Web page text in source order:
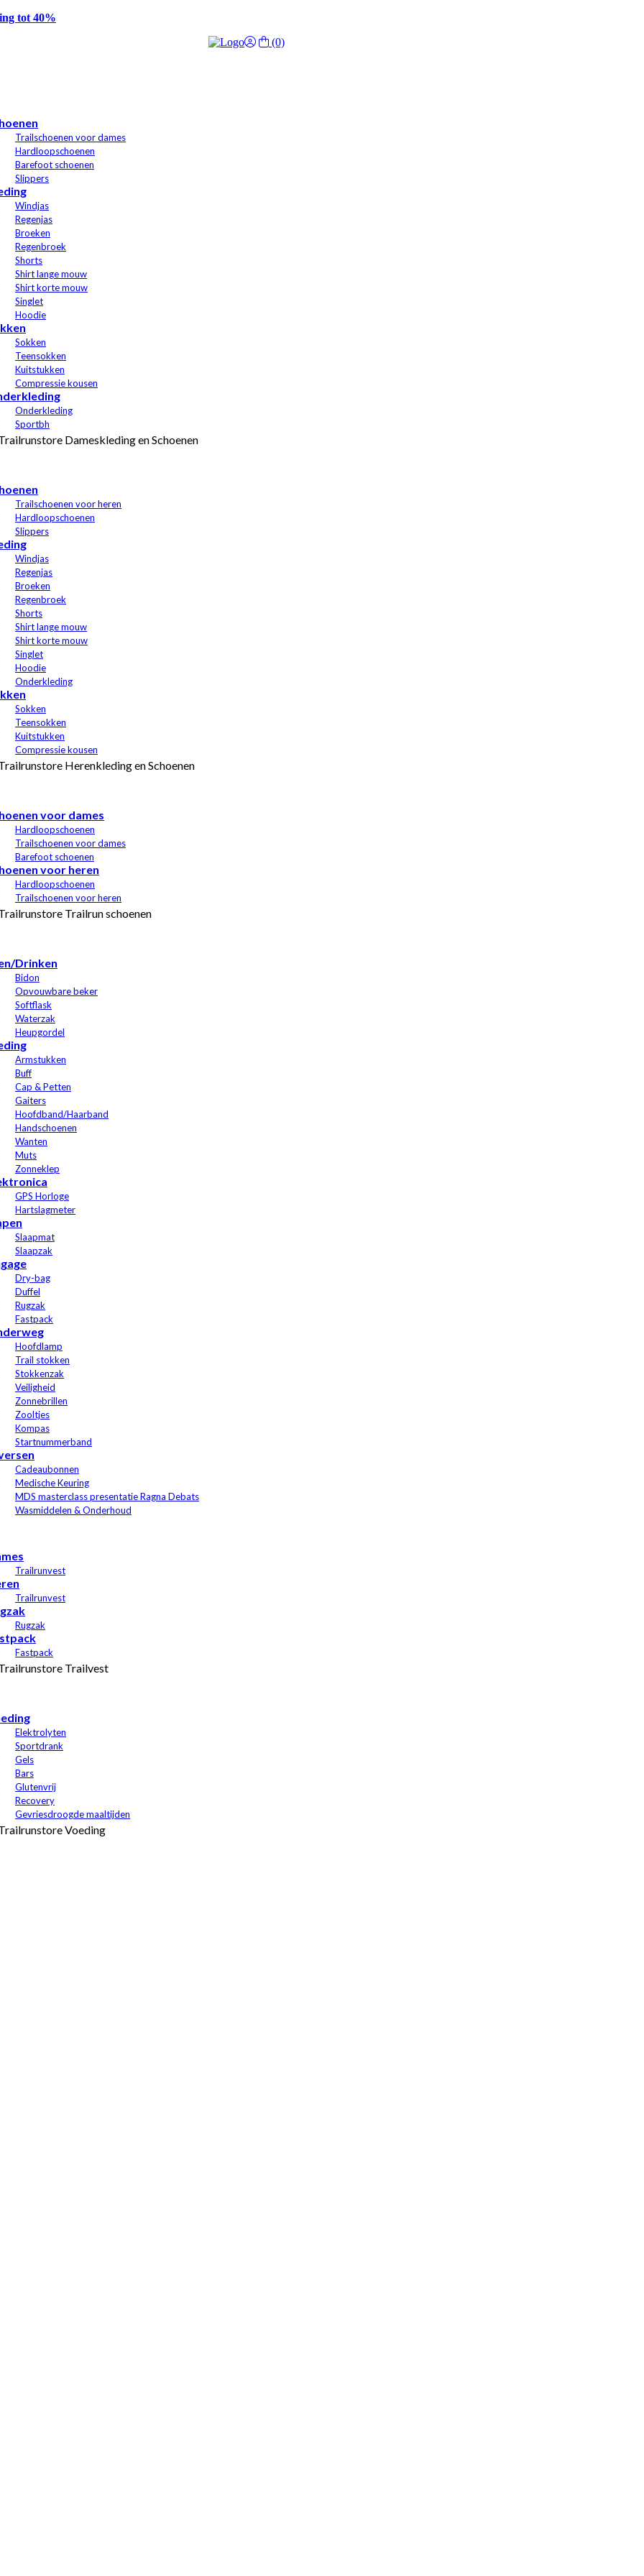
tot 40%
Trailschoenen voor dames
Hardloopschoenen
Barefoot schoenen
Slippers
Windjas
Regenjas
Broeken
Regenbroek
Shorts
Shirt lange mouw
Shirt korte mouw
Singlet
Hoodie
Sokken
Teensokken
Kuitstukken
Compressie kousen
Onderkleding
Sportbh
Trailschoenen voor heren
Hardloopschoenen
Slippers
Windjas
Regenjas
Broeken
Regenbroek
Shorts
Shirt lange mouw
Shirt korte mouw
Singlet
Hoodie
Onderkleding
Sokken
Teensokken
Kuitstukken
Compressie kousen
voor dames
Hardloopschoenen
Trailschoenen voor dames
Barefoot schoenen
voor heren
Hardloopschoenen
Trailschoenen voor heren
Drinken
Bidon
Opvouwbare beker
Softflask
Waterzak
Heupgordel
Armstukken
Buff
Cap & Petten
Gaiters
Hoofdband/Haarband
Handschoenen
Wanten
Muts
Zonneklep
GPS Horloge
Hartslagmeter
Slaapmat
Slaapzak
Dry-bag
Duffel
Rugzak
Fastpack
Hoofdlamp
Trail stokken
Stokkenzak
Veiligheid
Zonnebrillen
Zooltjes
Kompas
Startnummerband
Cadeaubonnen
Medische Keuring
MDS masterclass presentatie Ragna Debats
Wasmiddelen & Onderhoud
Trailrunvest
Trailrunvest
Rugzak
Fastpack
Elektrolyten
Sportdrank
Gels
Bars
Glutenvrij
Recovery
Gevriesdroogde maaltijden
(0)